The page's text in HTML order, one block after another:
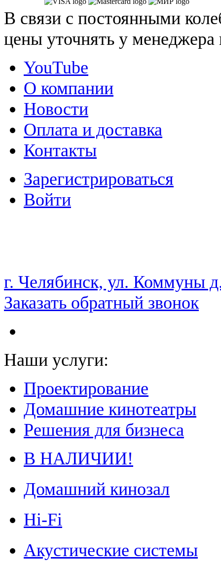
В связи с постоянными
цены уточнять у
YouTube
О компании
Новости
Оплата и доставка
Контакты
Зарегистрироваться
Войти
НАМ ДОВЕРЯЮТ С 2003 ГОДА
г. Челябинск, ул. Коммуны
Заказать обратный звонок
Наши услуги:
Проектирование
Домашние кинотеатры
Решения для бизнеса
В НАЛИЧИИ!
Домашний кинозал
Hi-Fi
Акустические системы